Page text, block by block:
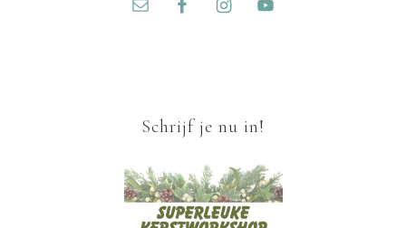
Schrijf je nu in!